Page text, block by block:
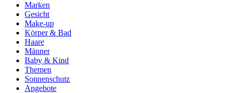
Marken
Gesicht
Make-up
Körper & Bad
Haare
Männer
Baby & Kind
Themen
Sonnenschutz
Angebote